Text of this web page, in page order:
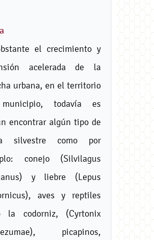
el crecimiento y
acelerada de la
urbana, en el territorio
todavía es
encontrar algún tipo de
silvestre como por
conejo (Silvilagus
y liebre (Lepus
aves y reptiles
la codorniz, (Cyrtonix
picapinos,